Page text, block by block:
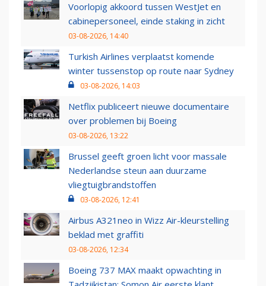
Voorlopig akkoord tussen WestJet en
cabinepersoneel, einde staking in zicht
03-08-2026, 14:40
Turkish Airlines verplaatst komende
winter tussenstop op route naar Sydney
03-08-2026, 14:03
Netflix publiceert nieuwe documentaire
over problemen bij Boeing
03-08-2026, 13:22
Brussel geeft groen licht voor massale
Nederlandse steun aan duurzame
vliegtuigbrandstoffen
03-08-2026, 12:41
Airbus A321neo in Wizz Air-kleurstelling
beklad met graffiti
03-08-2026, 12:34
Boeing 737 MAX maakt opwachting in